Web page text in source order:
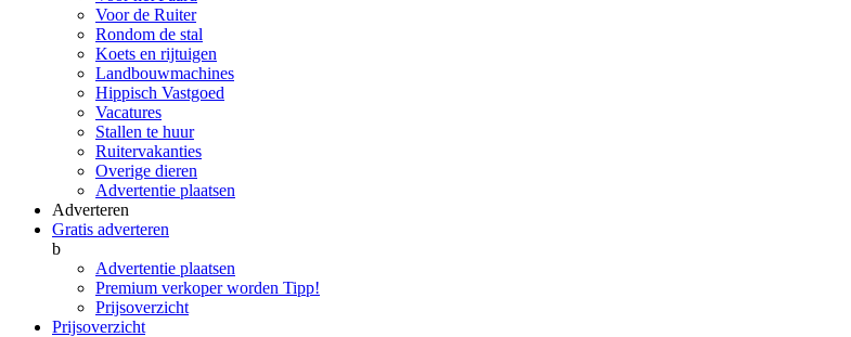
Voor de Ruiter
Rondom de stal
Koets en rijtuigen
Landbouwmachines
Hippisch Vastgoed
Vacatures
Stallen te huur
Ruitervakanties
Overige dieren
Advertentie plaatsen
Adverteren
Gratis adverteren
b
Advertentie plaatsen
Premium verkoper worden Tipp!
Prijsoverzicht
Prijsoverzicht